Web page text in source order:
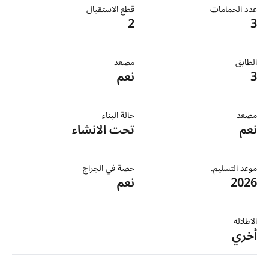
عدد الحمامات
3
قطع الاستقبال
2
الطابق
3
مصعد
نعم
مصعد
نعم
حالة البناء
تحت الانشاء
موعد التسليم.
2026
حصة في الجراج
نعم
الاطلاله
أخري